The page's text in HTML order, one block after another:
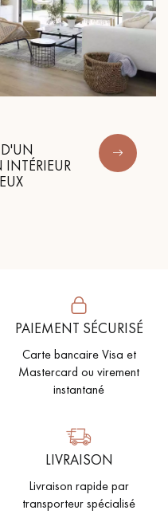
INTÉRIEUR
PAIEMENT SÉCURISÉ
Carte bancaire Visa et
Mastercard ou virement
instantané
LIVRAISON
Livraison rapide par
transporteur spécialisé